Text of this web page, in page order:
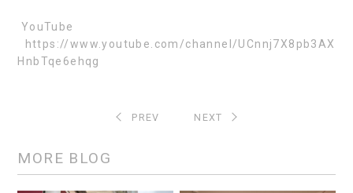
YouTube
https://www.youtube.com/channel/UCnnj7X8pb3AX
HnbTqe6ehqg
PREV NEXT
MORE BLOG